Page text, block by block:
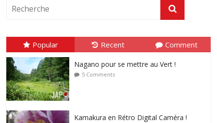
Popular Recent Comment
Nagano pour se mettre au Vert !
5 Comments
Kamakura en Rétro Digital Caméra !